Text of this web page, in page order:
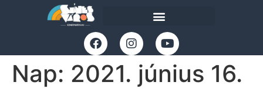
Nap: 2021. június 16.